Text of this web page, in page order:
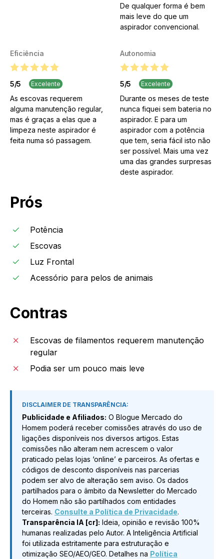
De qualquer forma é bem
mais leve do que um
aspirador convencional.
Eficiência
5/5 Excelente
As escovas requerem
alguma manutenção regular,
mas é graças a elas que a
limpeza neste aspirador é
feita numa só passagem.
Autonomia
5/5 Excelente
Durante os meses de teste
nunca fiquei sem bateria no
aspirador. E para um
aspirador com a potência
que tem, seria fácil isto não
ser possível. Mais uma vez
uma das grandes surpresas
deste aspirador.
Prós
Potência
Escovas
Luz Frontal
Acessório para pelos de animais
Contras
Escovas de filamentos requerem manutenção
regular
Podia ser um pouco mais leve
DISCLAIMER DE TRANSPARÊNCIA:
Publicidade e Afiliados: O Blogue Mercado do
Homem poderá receber comissões através do uso de
ligações disponíveis nos diversos artigos. Estas
comissões não alteram nem acrescem o valor
praticado pelas lojas ‘online’ e parceiros. As ofertas e
códigos de desconto disponíveis nas parcerias
podem ser alvo de alteração sem aviso. Os dados
partilhados para o âmbito da Newsletter do Mercado
do Homem não são partilhados com entidades
terceiras. Consulte a Política de Privacidade.
Transparência IA [cr]: Ideia, opinião e revisão 100%
humanas realizadas pelo Autor. A Inteligência Artificial
foi utilizada estritamente para estruturação e
otimização SEO/AEO/GEO. Detalhes na Política